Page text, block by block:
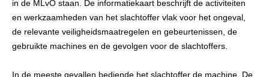
in de MLvO staan. De informatiekaart beschrijft de activiteiten
en werkzaamheden van het slachtoffer vlak voor het ongeval,
de relevante veiligheidsmaatregelen en gebeurtenissen, de
gebruikte machines en de gevolgen voor de slachtoffers.
In de meeste gevallen bediende het slachtoffer de machine. De